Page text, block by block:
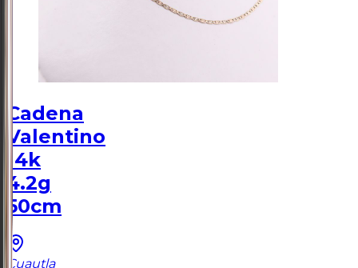
Cadena
Valentino
14k
4.2g
50cm
Cuautla